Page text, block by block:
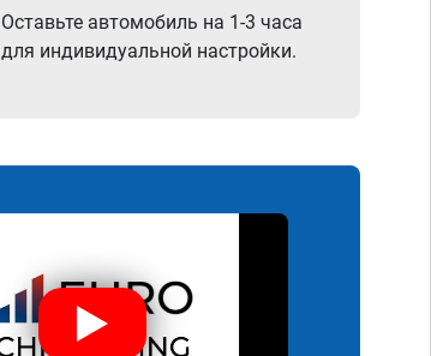
Оставьте автомобиль на 1-3 часа
для индивидуальной настройки.